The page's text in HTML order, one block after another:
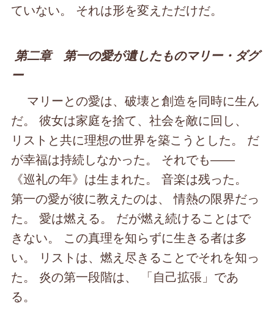
ていない。 それは形を変えただけだ。
第二章 第一の愛が遺したものマリー・ダグ
ー
マリーとの愛は、破壊と創造を同時に生ん
だ。 彼女は家庭を捨て、社会を敵に回し、
リストと共に理想の世界を築こうとした。 だ
が幸福は持続しなかった。 それでも――
《巡礼の年》は生まれた。 音楽は残った。
第一の愛が彼に教えたのは、 情熱の限界だっ
た。 愛は燃える。 だが燃え続けることはで
きない。 この真理を知らずに生きる者は多
い。 リストは、燃え尽きることでそれを知っ
た。 炎の第一段階は、 「自己拡張」であ
る。